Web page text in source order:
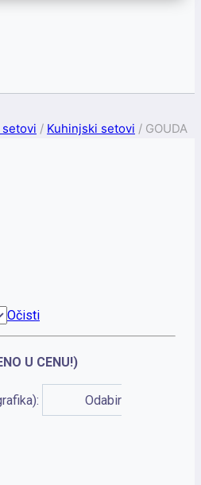
setovi / Kuhinjski setovi / GOUDA
Očisti
U CENU!)
Odabir